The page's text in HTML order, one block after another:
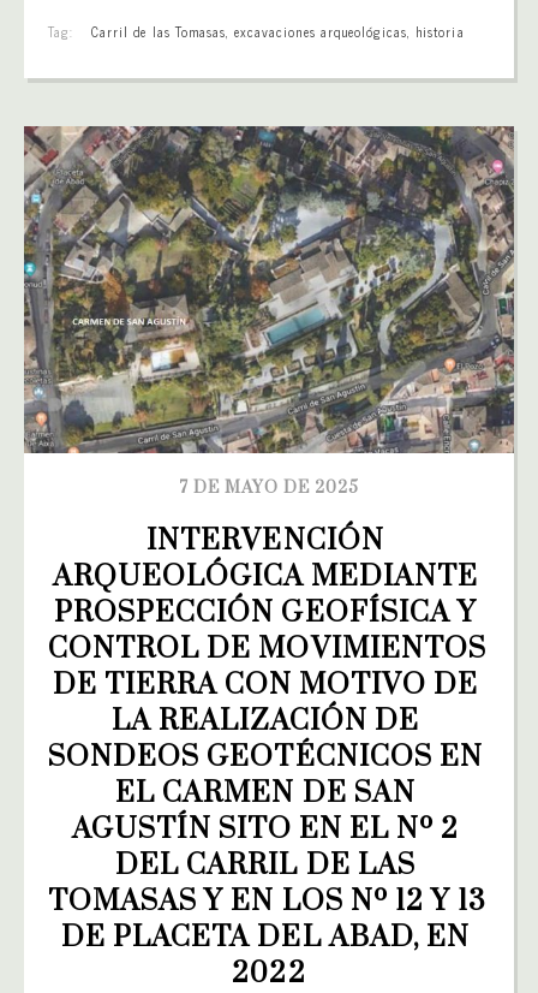
Tag: Carril de las Tomasas,excavaciones arqueológicas, historia
7 DE MAYO DE 2025
INTERVENCIÓN
ARQUEOLÓGICA MEDIANTE
PROSPECCIÓN GEOFÍSICA Y
CONTROL DE MOVIMIENTOS
DE TIERRA CON MOTIVO DE
LA REALIZACIÓN DE
SONDEOS GEOTÉCNICOS EN
EL CARMEN DE SAN
AGUSTÍN SITO EN EL Nº 2
DEL CARRIL DE LAS
TOMASAS Y EN LOS Nº 12 Y 13
DE PLACETA DEL ABAD, EN
2022